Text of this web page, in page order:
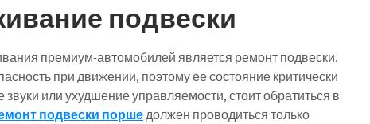
подвески
премиум-автомобилей является ремонт подвески.
при движении, поэтому ее состояние критически
или ухудшение управляемости, стоит обратиться в
подвески поршедолжен проводиться только